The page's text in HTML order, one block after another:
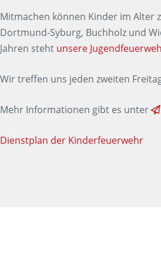
Mitmachen können Kinder im Alter
Dortmund-Syburg, Buchholz und
Jahren steht unsere
Wir treffen uns jeden zweiten
Mehr Informationen gibt es unter
Dienstplan der Kinderfeuerwehr